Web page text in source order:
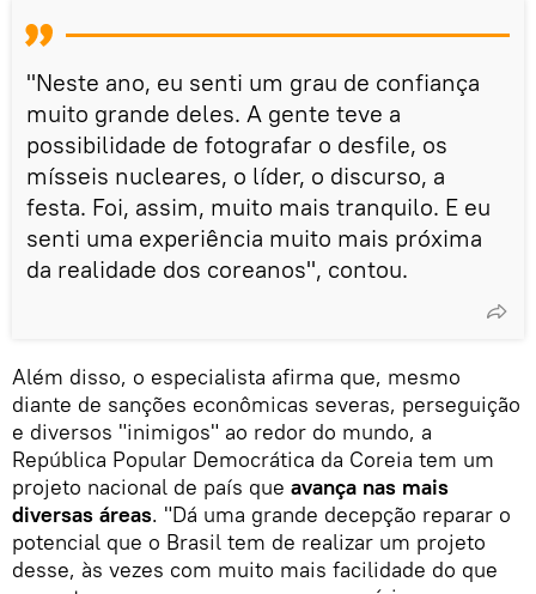
"Neste ano, eu senti um grau de confiança
muito grande deles. A gente teve a
possibilidade de fotografar o desfile, os
mísseis nucleares, o líder, o discurso, a
festa. Foi, assim, muito mais tranquilo. E eu
senti uma experiência muito mais próxima
da realidade dos coreanos", contou.
Além disso, o especialista afirma que, mesmo
diante de sanções econômicas severas, perseguição
e diversos "inimigos" ao redor do mundo, a
República Popular Democrática da Coreia tem um
projeto nacional de país que avança nas mais
diversas áreas. "Dá uma grande decepção reparar o
potencial que o Brasil tem de realizar um projeto
desse, às vezes com muito mais facilidade do que